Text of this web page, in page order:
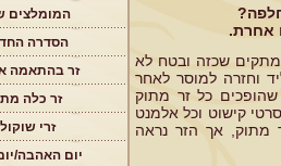
אחרת.
שכזה ובטח לא
וחזרה למוסר לאחר
כל זר מתוק
קישוט וכל אלמנט
מתוק, אך הזר נראה
המומלצים
הסדרה
זר בהתאמה
זר כלה
זרי
יום האהבה/